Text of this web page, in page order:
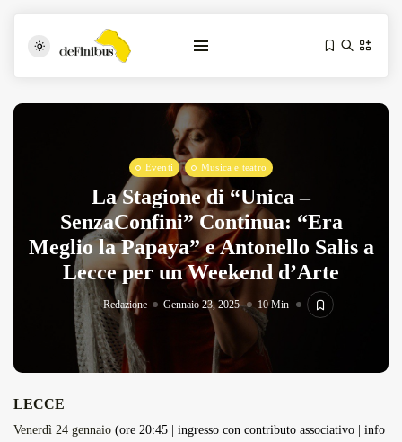
Iosonouncane A Lecce: Concerto Acustico...
Luglio 17, 2026 13 Min
Tarantarte Al Festival De Fès...
Giugno 4, 2026 15 Min
Maggio 29, 2026 4 Min
Eventi Musica e teatro
La Stagione di “Unica –
SenzaConfini” Continua: “Era
Meglio la Papaya” e Antonello Salis a
Lecce per un Weekend d’Arte
Redazione Gennaio 23, 2025 10 Min
LECCE
Venerdì 24 gennaio (ore 20:45 | ingresso con contributo associativo | info